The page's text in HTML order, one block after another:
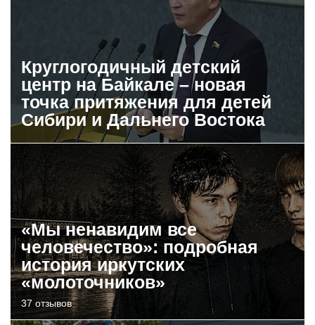
Круглогодичный детский
центр на Байкале – новая
точка притяжения для детей
Сибири и Дальнего Востока
«Мы ненавидим все
человечество»: подробная
история иркутских
«молоточников»
37 отзывов